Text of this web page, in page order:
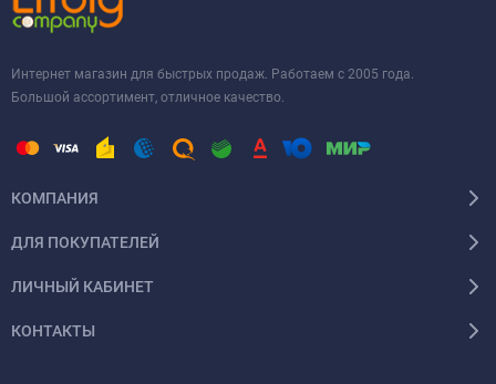
Интернет магазин для быстрых продаж. Работаем с 2005 года.
Большой ассортимент, отличное качество.
КОМПАНИЯ
ДЛЯ ПОКУПАТЕЛЕЙ
ЛИЧНЫЙ КАБИНЕТ
КОНТАКТЫ